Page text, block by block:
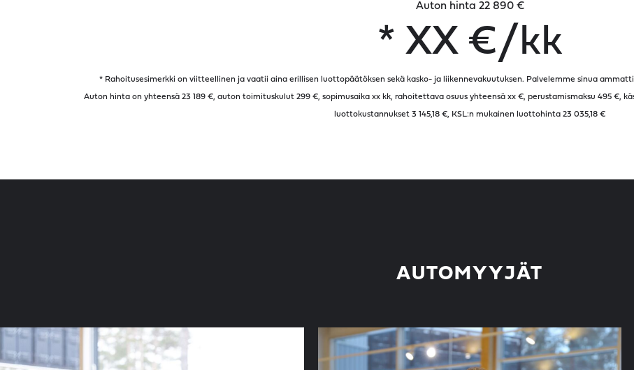
Auton hinta 22 890 €
* XX€/kk
* Rahoitusesimerkki on viitteellinen ja vaatii aina erillisen luottopäätöksen sekä kasko- ja liikennevakuutuksen. Palvelemme sinua
Auton hinta on yhteensä 23 189 €, auton toimituskulut 299 €, sopimusaika xx kk, rahoitettava osuus yhteensä xx €, perustamismaksu 495 €,
luottokustannukset 3 145,18 €, KSL:n mukainen luottohinta 23 035,18 €
AUTOMYYJÄT